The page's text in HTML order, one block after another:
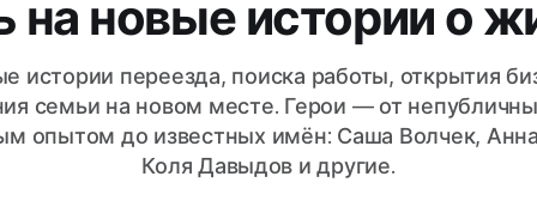
на новые истории о
истории переезда, поиска работы, открытия
семьи на новом месте. Герои — от
опытом до известных имён: Саша Волчек,
Коля Давыдов и другие.